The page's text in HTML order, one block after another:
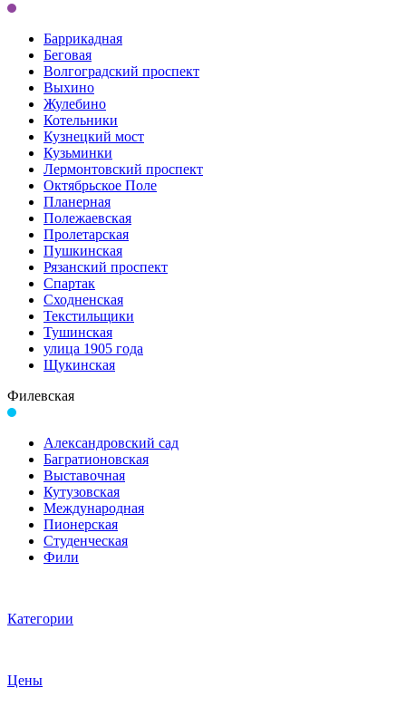
Баррикадная
Беговая
Волгоградский проспект
Выхино
Жулебино
Котельники
Кузнецкий мост
Кузьминки
Лермонтовский проспект
Октябрьское Поле
Планерная
Полежаевская
Пролетарская
Пушкинская
Рязанский проспект
Спартак
Сходненская
Текстильщики
Тушинская
улица 1905 года
Щукинская
Филевская
Александровский сад
Багратионовская
Выставочная
Кутузовская
Международная
Пионерская
Студенческая
Фили
Категории
Цены